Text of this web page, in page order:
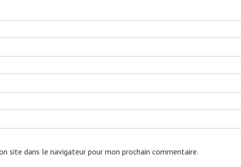
site dans le navigateur pour mon prochain commentaire.